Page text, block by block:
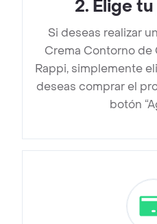
2. Elige
Si deseas realizar
Crema Contorno de
Rappi, simplemente
deseas comprar el
botón